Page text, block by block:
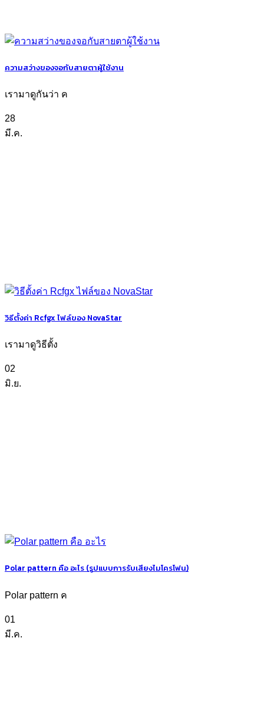
ความสว่างของจอกับสายตาผู้ใช้งาน
เรามาดูกันว่า ค
28
มี.ค.
วิธีตั้งค่า Rcfgx ไฟล์ของ NovaStar
เรามาดูวิธีตั้ง
02
มิ.ย.
Polar pattern คือ อะไร (รูปแบบการรับเสียงไมโครโฟน)
Polar pattern ค
01
มี.ค.